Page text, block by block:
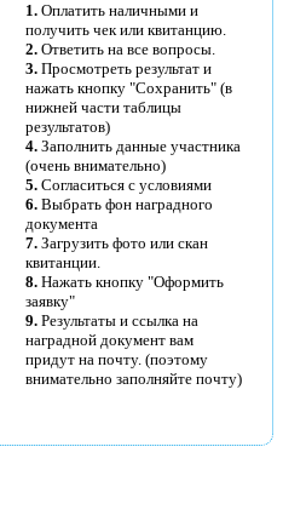
1. Оплатить наличными и
получить чек или квитанцию.
2. Ответить на все вопросы.
3. Просмотреть результат и
нажать кнопку "Сохранить" (в
нижней части таблицы
результатов)
4. Заполнить данные участника
(очень внимательно)
5. Согласиться с условиями
6. Выбрать фон наградного
документа
7. Загрузить фото или скан
квитанции.
8. Нажать кнопку "Оформить
заявку"
9. Результаты и ссылка на
наградной документ вам
придут на почту. (поэтому
внимательно заполняйте почту)